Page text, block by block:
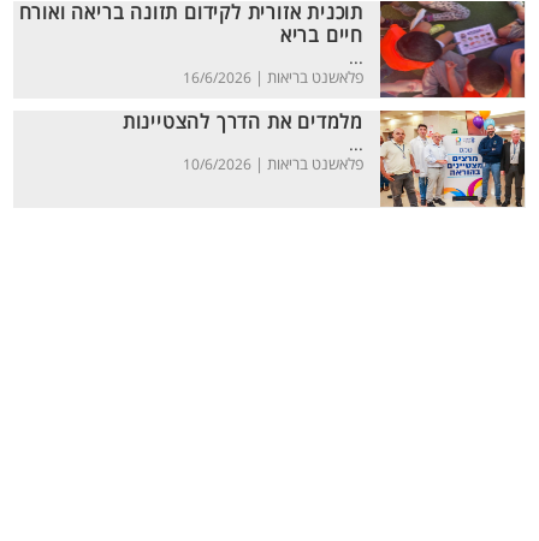
תוכנית אזורית לקידום תזונה בריאה ואורח
חיים בריא
...
פלאשנט בריאות | 16/6/2026
מלמדים את הדרך להצטיינות
...
פלאשנט בריאות | 10/6/2026